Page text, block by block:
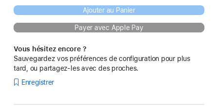
Ajouter au Panier
Payer avec Apple Pay
Vous hésitez encore ?
Sauvegardez vos préférences de configuration pour plus
tard, ou partagez-les avec des proches.
Enregistrer